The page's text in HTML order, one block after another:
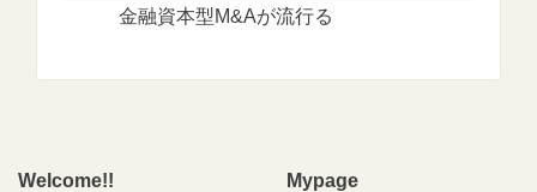
金融資本型M&Aが流行る
Welcome!! Mypage